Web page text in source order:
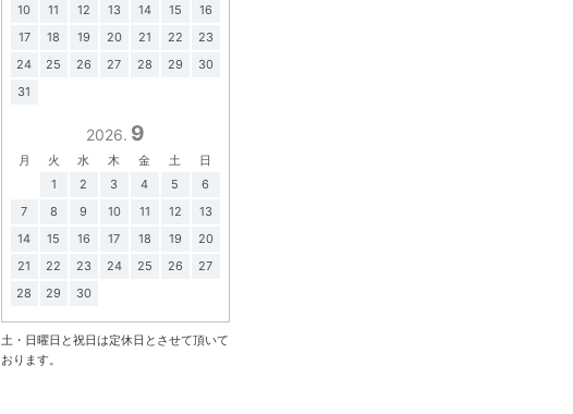
10
11 12 13 14 15
16
17
18 19 20 21 22
23
24
25 26 27 28 29
30
31
2026. 9
月 火 水 木 金 土
日
1
2 3 4 5
6
7
8 9 10 11 12
13
14
15 16 17 18 19
20
21
22 23 24 25 26
27
28
29 30
土・日曜日と祝日は定休日とさせて頂いて
おります。